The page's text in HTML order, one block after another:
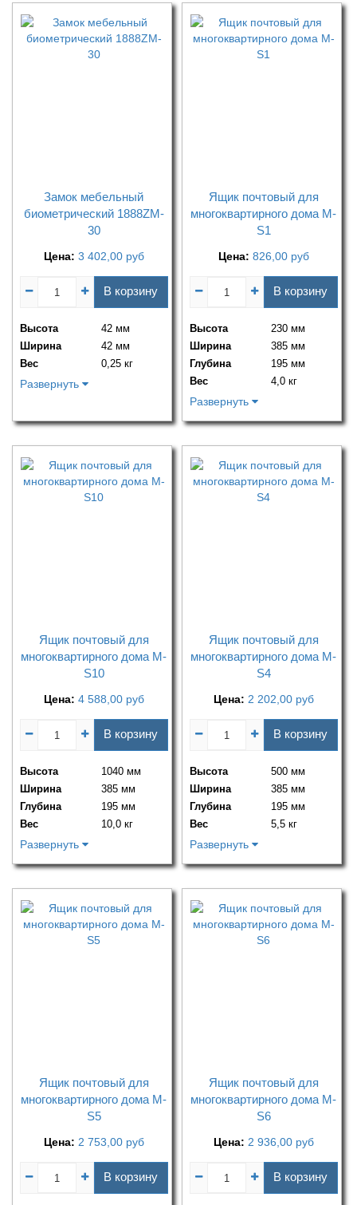
Замок мебельный
биометрический 1888ZM-
30
Цена: 3 402,00 руб
В корзину
Высота
42 мм
Ширина
42 мм
Вес
0,25 кг
Развернуть
Ящик почтовый для
многоквартирного дома M-
S1
Цена: 826,00 руб
В корзину
Высота
230 мм
Ширина
385 мм
Глубина
195 мм
Вес
4,0 кг
Развернуть
Ящик почтовый для
многоквартирного дома M-
S10
Цена: 4 588,00 руб
В корзину
Высота
1040 мм
Ширина
385 мм
Глубина
195 мм
Вес
10,0 кг
Развернуть
Ящик почтовый для
многоквартирного дома M-
S4
Цена: 2 202,00 руб
В корзину
Высота
500 мм
Ширина
385 мм
Глубина
195 мм
Вес
5,5 кг
Развернуть
Ящик почтовый для
многоквартирного дома M-
S5
Цена: 2 753,00 руб
В корзину
Ящик почтовый для
многоквартирного дома M-
S6
Цена: 2 936,00 руб
В корзину